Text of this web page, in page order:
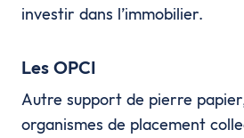
investir dans l’immobilier.
Les OPCI
Autre support de pierre
organismes de placement